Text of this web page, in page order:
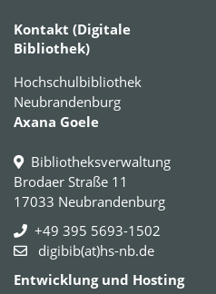
Kontakt (Digitale
Bibliothek)
Hochschulbibliothek
Neubrandenburg
Axana Goele
Bibliotheksverwaltung
Brodaer Straße 11
17033 Neubrandenburg
+49 395 5693-1502
digibib(at)hs-nb.de
Entwicklung und Hosting